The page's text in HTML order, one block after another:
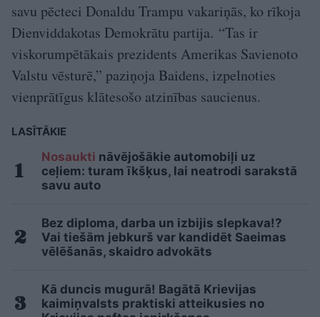
savu pēcteci Donaldu Trampu vakariņās, ko rīkoja
Dienviddakotas Demokrātu partija. “Tas ir
viskorumpētākais prezidents Amerikas Savienoto
Valstu vēsturē,” paziņoja Baidens, izpelnoties
vienprātīgus klātesošo atzinības saucienus.
LASĪTĀKIE
Nosaukti nāvējošākie automobiļi uz
ceļiem: turam īkšķus, lai neatrodi sarakstā
savu auto
Bez diploma, darba un izbijis slepkava!?
Vai tiešām jebkurš var kandidēt Saeimas
vēlēšanās, skaidro advokāts
Kā duncis mugurā! Bagātā Krievijas
kaimiņvalsts praktiski atteikusies no